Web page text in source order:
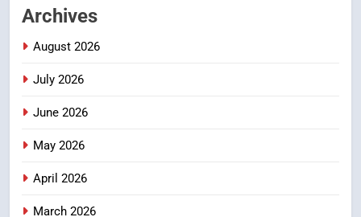
2
3
Archives
August 2026
July 2026
June 2026
May 2026
April 2026
March 2026